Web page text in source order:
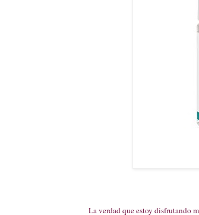
La verdad que estoy disfrutando